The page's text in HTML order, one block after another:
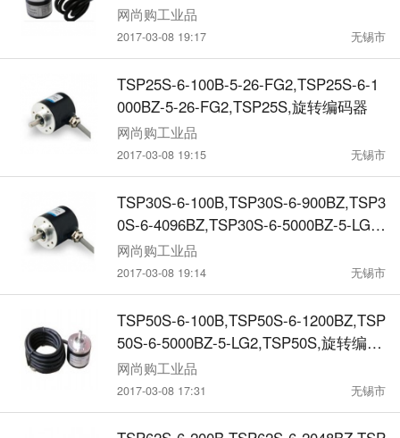
网尚购工业品
2017-03-08 19:17 无锡市
TSP25S-6-100B-5-26-FG2,TSP25S-6-1
000BZ-5-26-FG2,TSP25S,旋转编码器
网尚购工业品
2017-03-08 19:15 无锡市
TSP30S-6-100B,TSP30S-6-900BZ,TSP3
0S-6-4096BZ,TSP30S-6-5000BZ-5-LG2,
TSP30S,旋转编码器
网尚购工业品
2017-03-08 19:14 无锡市
TSP50S-6-100B,TSP50S-6-1200BZ,TSP
50S-6-5000BZ-5-LG2,TSP50S,旋转编码
器
网尚购工业品
2017-03-08 17:31 无锡市